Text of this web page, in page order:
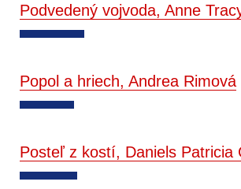
Podvedený vojvoda, Anne
Popol a hriech, Andrea Rimová
Posteľ z kostí, Daniels Patricia